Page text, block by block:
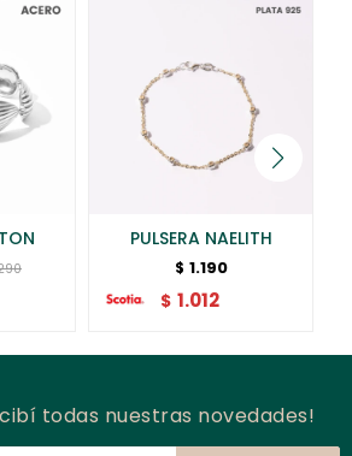
PULSERA NAELITH
$ 1.190
$ 1.012
todas nuestras novedades!